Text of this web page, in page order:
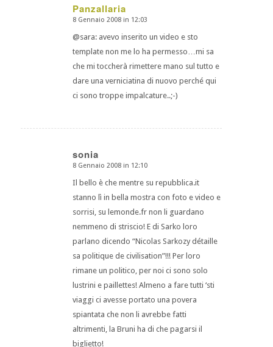
Panzallaria
dice:
8 Gennaio 2008 in 12:03
@sara: avevo inserito un video e sto
template non me lo ha permesso…mi sa
che mi toccherà rimettere mano sul tutto e
dare una verniciatina di nuovo perché qui
ci sono troppe impalcature..;-)
sonia
dice:
8 Gennaio 2008 in 12:10
Il bello è che mentre su repubblica.it
stanno lì in bella mostra con foto e video e
sorrisi, su lemonde.fr non li guardano
nemmeno di striscio! E di Sarko loro
parlano dicendo “Nicolas Sarkozy détaille
sa politique de civilisation”!!! Per loro
rimane un politico, per noi ci sono solo
lustrini e paillettes! Almeno a fare tutti ‘sti
viaggi ci avesse portato una povera
spiantata che non li avrebbe fatti
altrimenti, la Bruni ha di che pagarsi il
biglietto!